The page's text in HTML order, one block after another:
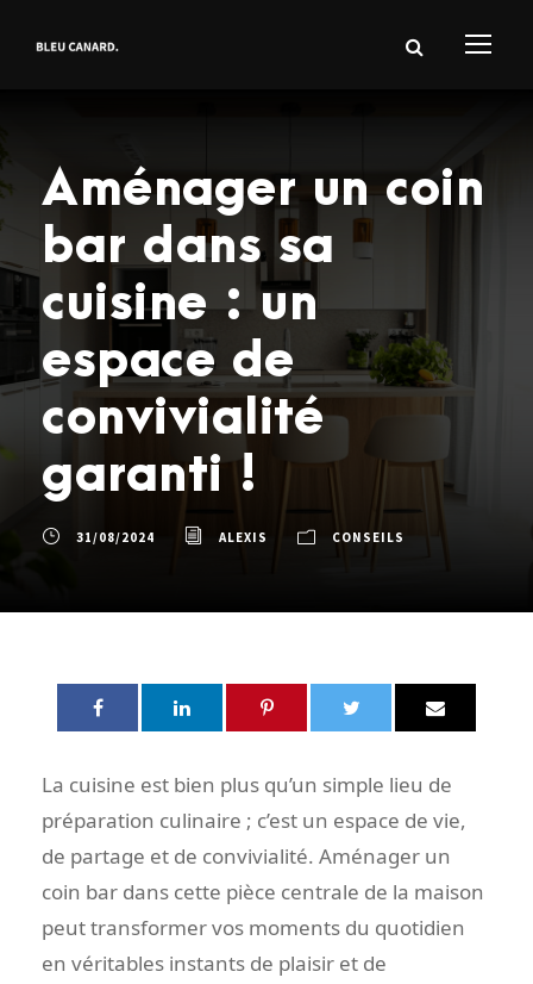
Aménager un coin
bar dans sa
cuisine : un
espace de
convivialité
garanti !
31/08/2024 ALEXIS CONSEILS
La cuisine est bien plus qu’un simple lieu de
préparation culinaire ; c’est un espace de vie,
de partage et de convivialité. Aménager un
coin bar dans cette pièce centrale de la maison
peut transformer vos moments du quotidien
en véritables instants de plaisir et de